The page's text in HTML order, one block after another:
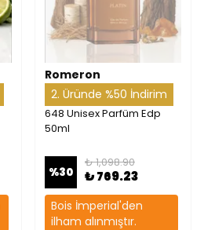
Romeron
2. Üründe %50 İndirim
648 Unisex Parfüm Edp
50ml
%30
₺ 1,098.90
₺ 769.23
Bois İmperial'den
ilham alınmıştır.